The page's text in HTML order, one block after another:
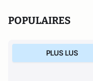
POPULAIRES
PLUS LUS